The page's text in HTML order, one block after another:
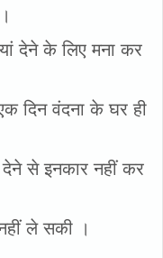
देने के लिए मना कर
दिन वंदना के घर ही
से इनकार नहीं कर
नहीं ले सकी ।